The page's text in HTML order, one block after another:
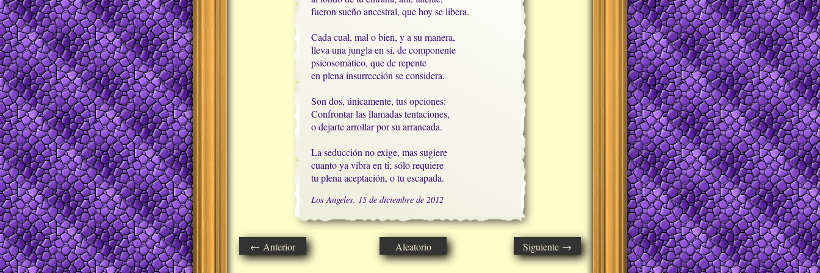
fueron sueño ancestral, que hoy se libera.
Cada cual, mal o bien, y a su manera,
lleva una jungla en sí, de componente
psicosomático, que de repente
en plena insurrección se considera.
Son dos, únicamente, tus opciones:
Confrontar las llamadas tentaciones,
o dejarte arrollar por su arrancada.
La seducción no exige, mas sugiere
cuanto ya vibra en ti; sólo requiere
tu plena aceptación, o tu escapada.
Los Angeles, 15 de diciembre de 2012
← Anterior Aleatorio Siguiente →